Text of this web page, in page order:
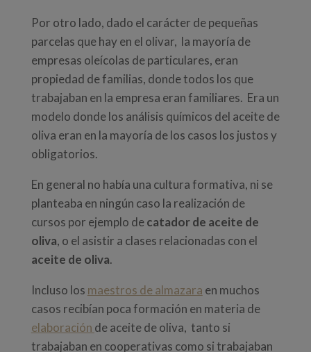
Por otro lado, dado el carácter de pequeñas
parcelas que hay en el olivar, la mayoría de
empresas oleícolas de particulares, eran
propiedad de familias, donde todos los que
trabajaban en la empresa eran familiares. Era un
modelo donde los análisis químicos del aceite de
oliva eran en la mayoría de los casos los justos y
obligatorios.
En general no había una cultura formativa, ni se
planteaba en ningún caso la realización de
cursos por ejemplo decatador de aceite de
oliva, o el asistir a clases relacionadas con el
aceite de oliva.
Incluso los maestros de almazara en muchos
casos recibían poca formación en materia de
elaboración de aceite de oliva, tanto si
trabajaban en cooperativas como si trabajaban